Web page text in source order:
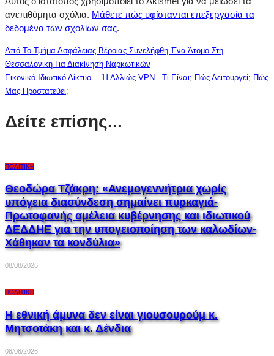
ανεπιθύμητα σχόλια. Μάθετε πώς υφίστανται επεξεργασία τα
δεδομένα των σχολίων σας.
Από Το Τμήμα Ασφάλειας Βέροιας Συνελήφθη Ένα Άτομο Στη
Θεσσαλονίκη Για Διακίνηση Ναρκωτικών
Εικονικό Ιδιωτικό Δίκτυο …ή Αλλιώς VPN.. Τι Είναι; Πώς Λειτουργεί; Πώς
Μας Προστατεύει;
Δείτε επίσης...
ΠΟΛΙΤΙΚΉ
Θεοδώρα Τζάκρη: «Ανεμογεννήτρια χωρίς
υπόγεια διασύνδεση σημαίνει πυρκαγιά-
Πρωτοφανής αμέλεια κυβέρνησης και ιδιωτικού
ΔΕΔΔΗΕ για την υπογειοποίηση των καλωδίων-
Χάθηκαν τα κονδύλια»
08/08/2026
ΠΟΛΙΤΙΚΉ
Η εθνική άμυνα δεν είναι γιουσουρούμ κ.
Μητσοτάκη και κ. Δένδια
08/08/2026